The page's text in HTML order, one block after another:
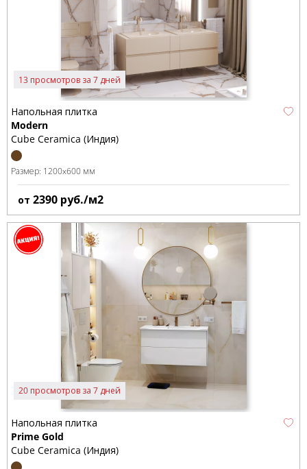
13 просмотров за 7 дней
Напольная плитка
Modern
Cube Ceramica (Индия)
Размер: 1200x600 мм
от 2390 руб./м2
20 просмотров за 7 дней
Напольная плитка
Prime Gold
Cube Ceramica (Индия)